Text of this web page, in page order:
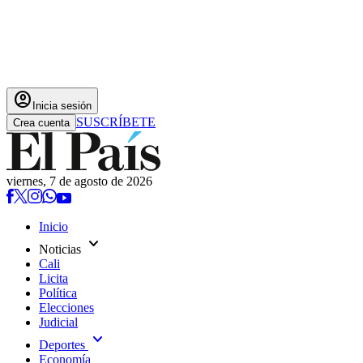
account_circle Inicia sesión
Crea cuenta SUSCRÍBETE
viernes, 7 de agosto de 2026
Inicio
Noticias expand_more
Cali
Licita
Política
Elecciones
Judicial
Deportes expand_more
Economía